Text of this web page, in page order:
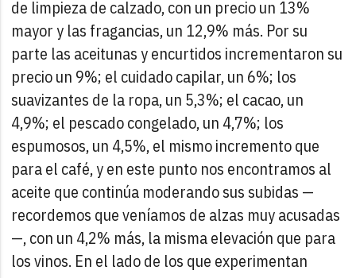
de limpieza de calzado, con un precio un 13%
mayor y las fragancias, un 12,9% más. Por su
parte las aceitunas y encurtidos incrementaron su
precio un 9%; el cuidado capilar, un 6%; los
suavizantes de la ropa, un 5,3%; el cacao, un
4,9%; el pescado congelado, un 4,7%; los
espumosos, un 4,5%, el mismo incremento que
para el café, y en este punto nos encontramos al
aceite que continúa moderando sus subidas —
recordemos que veníamos de alzas muy acusadas
—, con un 4,2% más, la misma elevación que para
los vinos. En el lado de los que experimentan